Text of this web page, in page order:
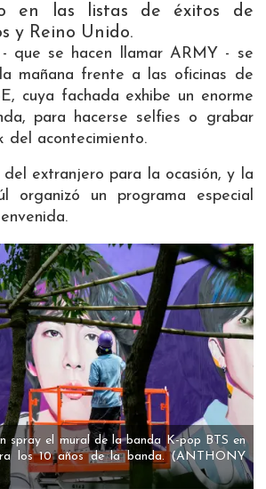
en las listas de éxitos de
y Reino Unido.
que se hacen llamar ARMY - se
mañana frente a las oficinas de
cuya fachada exhibe un enorme
para hacerse selfies o grabar
del acontecimiento.
del extranjero para la ocasión, y la
organizó un programa especial
spray el mural de la banda K-pop BTS en
los 10 años de la banda.(ANTHONY